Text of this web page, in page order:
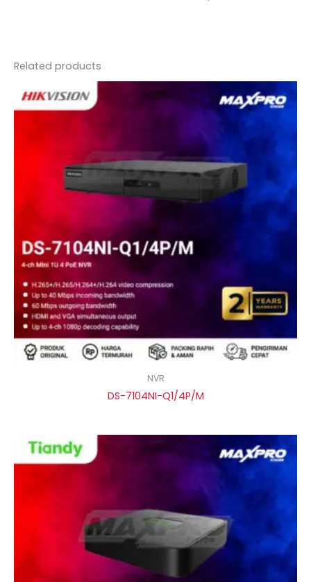
Related products
NVR
DS-7104NI-Q1/4P/M